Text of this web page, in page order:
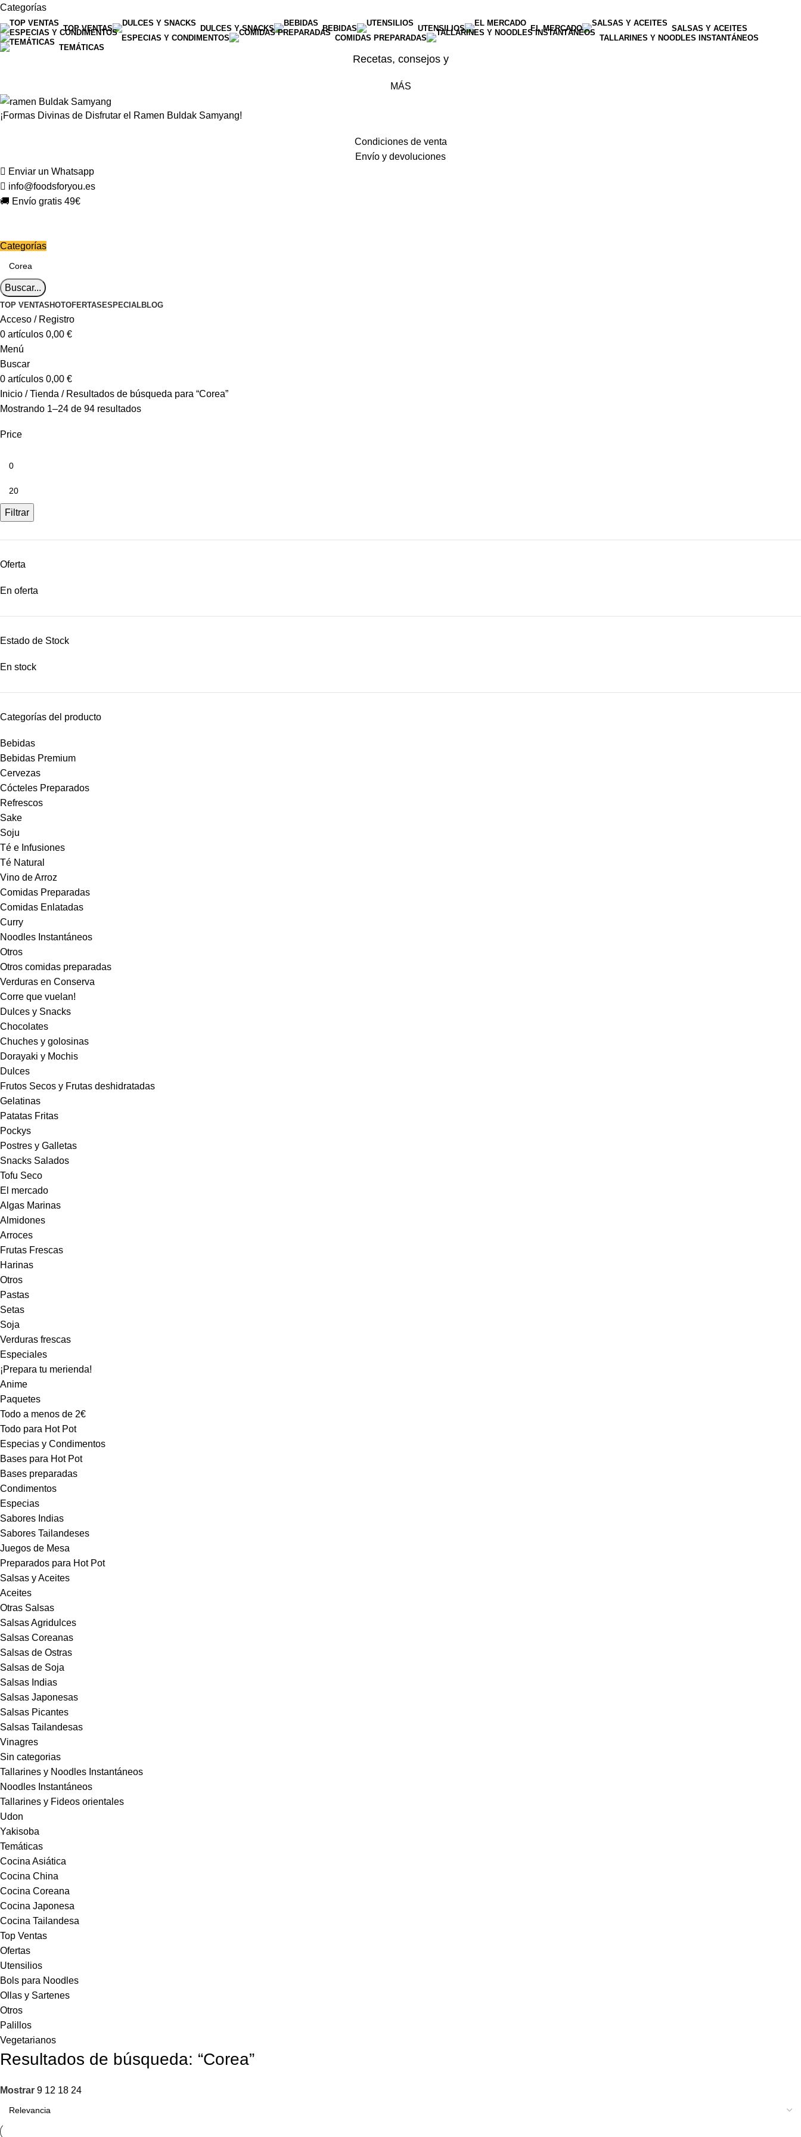
Categorías
TOP VENTAS DULCES Y SNACKS BEBIDAS UTENSILIOS EL MERCADO
SALSAS Y ACEITES
ESPECIAS Y CONDIMENTOS
COMIDAS PREPARADAS
TALLARINES Y NOODLES INSTANTÁNEOS
TEMÁTICAS
Recetas, consejos y
MÁS
¡Formas Divinas de Disfrutar el Ramen Buldak Samyang!
Condiciones de venta
Envío y devoluciones
Enviar un Whatsapp
info@foodsforyou.es
🚚 Envío gratis 49€
Categorías
Buscar...
TOP VENTAS HOTOFERTAS ESPECIALBLOG
Acceso / Registro
0 artículos 0,00 €
Menú
Buscar
0 artículos 0,00 €
Inicio
Tienda
Resultados de búsqueda para “Corea”
Mostrando 1–24 de 94 resultados
Price
Filtrar
Oferta
En oferta
Estado de Stock
En stock
Categorías del producto
Bebidas
Bebidas Premium
Cervezas
Cócteles Preparados
Refrescos
Sake
Soju
Té e Infusiones
Té Natural
Vino de Arroz
Comidas Preparadas
Comidas Enlatadas
Curry
Noodles Instantáneos
Otros
Otros comidas preparadas
Verduras en Conserva
Corre que vuelan!
Dulces y Snacks
Chocolates
Chuches y golosinas
Dorayaki y Mochis
Dulces
Frutos Secos y Frutas deshidratadas
Gelatinas
Patatas Fritas
Pockys
Postres y Galletas
Snacks Salados
Tofu Seco
El mercado
Algas Marinas
Almidones
Arroces
Frutas Frescas
Harinas
Otros
Pastas
Setas
Soja
Verduras frescas
Especiales
¡Prepara tu merienda!
Anime
Paquetes
Todo a menos de 2€
Todo para Hot Pot
Especias y Condimentos
Bases para Hot Pot
Bases preparadas
Condimentos
Especias
Sabores Indias
Sabores Tailandeses
Juegos de Mesa
Preparados para Hot Pot
Salsas y Aceites
Aceites
Otras Salsas
Salsas Agridulces
Salsas Coreanas
Salsas de Ostras
Salsas de Soja
Salsas Indias
Salsas Japonesas
Salsas Picantes
Salsas Tailandesas
Vinagres
Sin categorias
Tallarines y Noodles Instantáneos
Noodles Instantáneos
Tallarines y Fideos orientales
Udon
Yakisoba
Temáticas
Cocina Asiática
Cocina China
Cocina Coreana
Cocina Japonesa
Cocina Tailandesa
Top Ventas
Ofertas
Utensilios
Bols para Noodles
Ollas y Sartenes
Otros
Palillos
Vegetarianos
Resultados de búsqueda: “Corea”
Mostrar 9 12 18 24